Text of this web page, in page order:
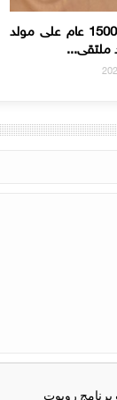
تحت شعار "1500 عام على مولد
ملتقى...